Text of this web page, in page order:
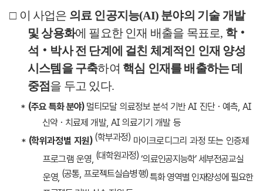
□ 이 사업은 의료 인공지능(AI) 분야의 기술 개발
및 상용화에 필요한 인재 배출을 목표로, 학‧
석 ‧ 박사 전 단계에 걸친 체계적인 인재 양성
시스템을 구축하여 핵심 인재를 배출하는 데
중점을 두고 있다.
* (주요 특화 분야) 멀티모달 의료정보 분석 기반AI 진단・ 예측, AI
신약・ 치료제 개발, AI 의료기기 개발 등
* (학위과정별 지원) (학부과정) 마이크로디그리 과정 또는 인증제
프로그램 운영, (대학원과정) ‘의료인공지능학’ 세부전공교실
운영, (공통,프로젝트실습병행)특화 영역별 인재양성에 필요한